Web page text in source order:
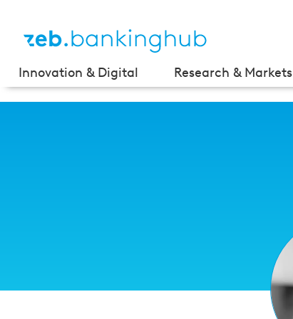
Innovation & Digital Research & Markets